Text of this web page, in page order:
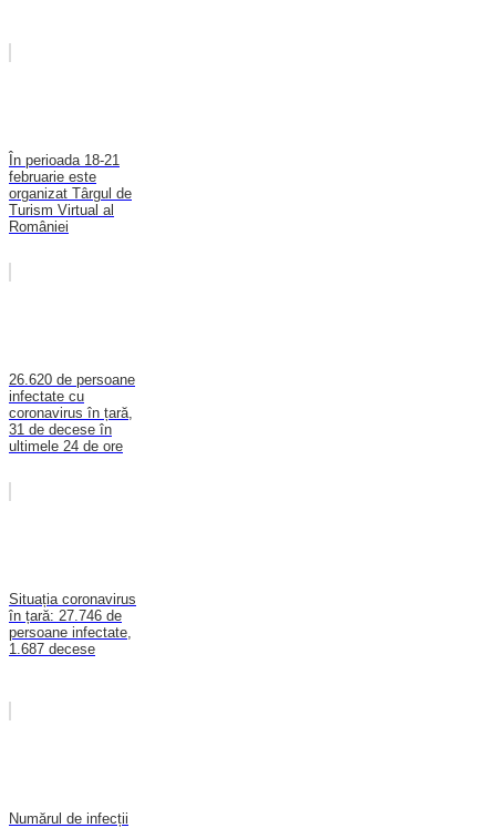
În perioada 18-21
februarie este
organizat Târgul de
Turism Virtual al
României
26.620 de persoane
infectate cu
coronavirus în țară,
31 de decese în
ultimele 24 de ore
Situația coronavirus
în țară: 27.746 de
persoane infectate,
1.687 decese
Numărul de infecții